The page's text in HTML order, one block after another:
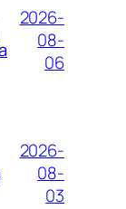
2026-
08-
06
2026-
08-
03